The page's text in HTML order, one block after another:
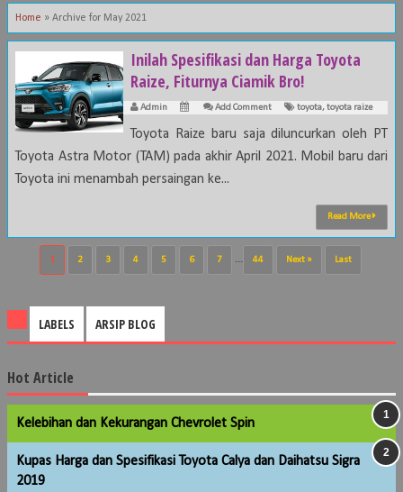
Home » Archive for May 2021
Inilah Spesifikasi dan Harga Toyota
Raize, Fiturnya Ciamik Bro!
Admin Add Comment toyota,toyota raize
Toyota Raize baru saja diluncurkan oleh PT
Toyota Astra Motor (TAM) pada akhir April 2021. Mobil baru dari
Toyota ini menambah persaingan ke...
Read More
1 2 3 4 5 6 7 ... 44 Next » Last
LABELS ARSIP BLOG
Hot Article
Kelebihan dan Kekurangan Chevrolet Spin
Kupas Harga dan Spesifikasi Toyota Calya dan Daihatsu Sigra
2019